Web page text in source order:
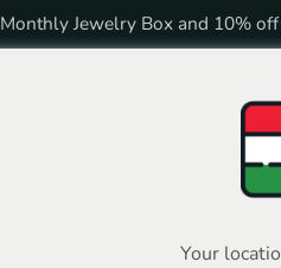
Monthly Jewelry Box and 10%
Your